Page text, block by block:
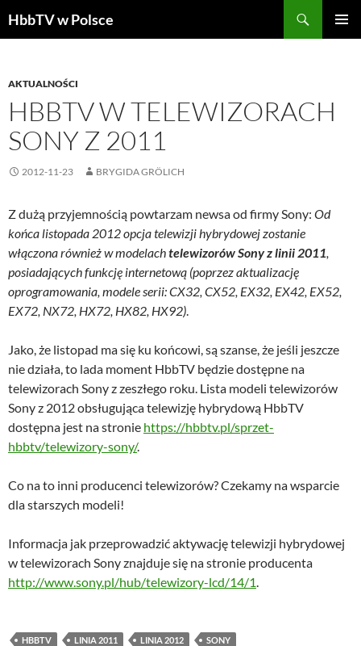
HbbTV w Polsce
AKTUALNOŚCI
HBBTV W TELEWIZORACH
SONY Z 2011
2012-11-23 BRYGIDA GRÖLICH
Z dużą przyjemnością powtarzam newsa od firmy Sony: Od
końca listopada 2012 opcja telewizji hybrydowej zostanie
włączona również w modelachtelewizorów Sony z linii 2011,
posiadających funkcję internetową (poprzez aktualizację
oprogramowania, modele serii: CX32, CX52, EX32, EX42, EX52,
EX72, NX72, HX72, HX82, HX92).
Jako, że listopad ma się ku końcowi, są szanse, że jeśli jeszcze
nie działa, to lada moment HbbTV będzie dostępne na
telewizorach Sony z zeszłego roku. Lista modeli telewizorów
Sony z 2012 obsługująca telewizję hybrydową HbbTV
dostępna jest na stronie https://hbbtv.pl/sprzet-
hbbtv/telewizory-sony/.
Co na to inni producenci telewizorów? Czekamy na wsparcie
dla starszych modeli!
Informacja jak przeprowadzić aktywację telewizji hybrydowej
w telewizorach Sony znajduje się na stronie producenta
http://www.sony.pl/hub/telewizory-lcd/14/1.
HBBTV LINIA 2011 LINIA 2012
SONY